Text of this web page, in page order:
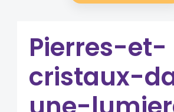
Pierres-et-
cristaux-